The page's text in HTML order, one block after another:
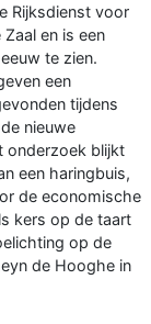
Rijksdienst voor
en is een
te zien.
een
tijdens
nieuwe
onderzoek blijkt
een haringbuis,
de economische
kers op de taart
op de
de Hooghe in